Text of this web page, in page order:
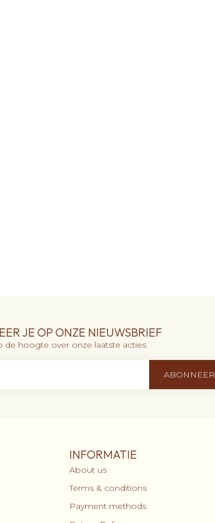
JE OP ONZE NIEUWSBRIEF
de hoogte over onze laatste acties
ABONNEER
INFORMATIE
About us
Terms & conditions
Payment methods